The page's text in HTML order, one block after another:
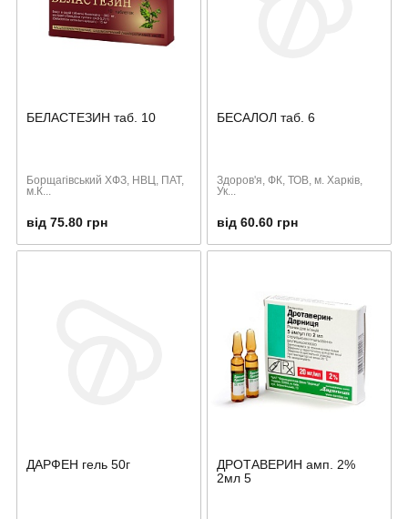
БЕЛАСТЕЗИН таб. 10
Борщагівський ХФЗ, НВЦ, ПАТ,
м.К...
від 75.80 грн
БЕСАЛОЛ таб. 6
Здоров'я, ФК, ТОВ, м. Харків,
Ук...
від 60.60 грн
ДАРФЕН гель 50г
ДРОТАВЕРИН амп. 2%
2мл 5